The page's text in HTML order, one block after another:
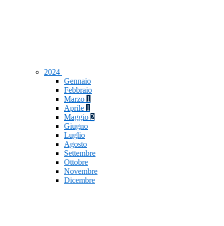
2024
Gennaio
Febbraio
Marzo 1
Aprile 1
Maggio 2
Giugno
Luglio
Agosto
Settembre
Ottobre
Novembre
Dicembre